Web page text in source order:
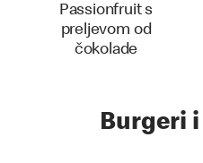
Passionfruit s
preljevom od
čokolade
Burgeri